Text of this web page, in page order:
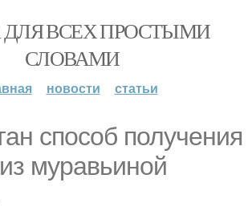
ВСЕХ ПРОСТЫМИ
СЛОВАМИ
новости статьи
способ получения
муравьиной